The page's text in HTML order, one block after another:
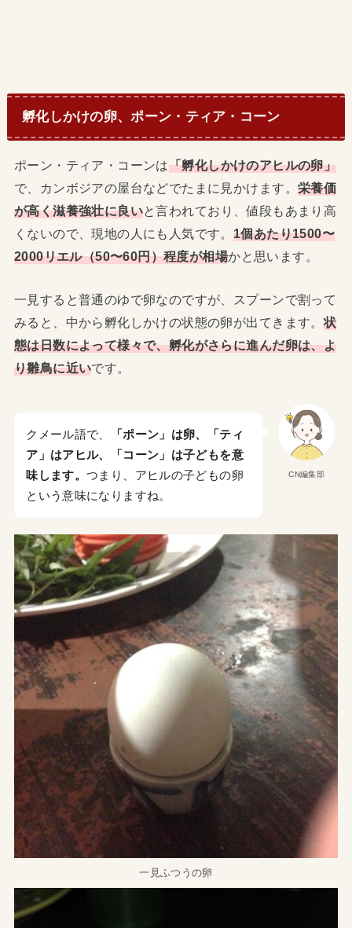
孵化しかけの卵、ポーン・ティア・コーン
ポーン・ティア・コーンは「孵化しかけのアヒルの卵」
で、カンボジアの屋台などでたまに見かけます。 栄養価
が高く滋養強壮に良いと言われており、値段もあまり高
くないので、現地の人にも人気です。 1個あたり1500〜
2000リエル（50〜60円）程度が相場かと思います。
一見すると普通のゆで卵なのですが、スプーンで割って
みると、中から孵化しかけの状態の卵が出てきます。状
態は日数によって様々で、孵化がさらに進んだ卵は、よ
り雛鳥に近いです。
CN編集部
クメール語で、
「ポーン」は卵、「ティ
ア」はアヒル、「コーン」は子どもを意
味します。つまり、アヒルの子どもの卵
という意味になりますね。
一見ふつうの卵